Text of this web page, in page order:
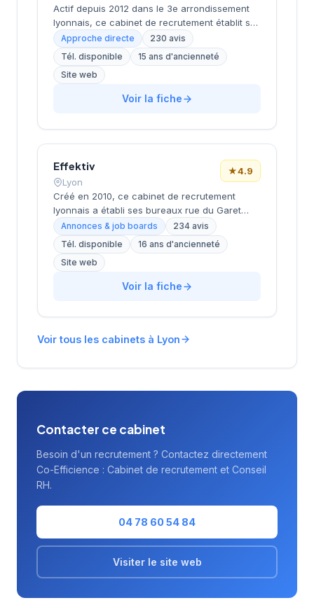
Actif depuis 2012 dans le 3e arrondissement
lyonnais, ce cabinet de recrutement établit ses
bureaux au cœur du quartier d'affaires de la
Part-Dieu. La société accompagne les
entreprises dans leurs recrutements en
s'appuyant sur une connaissance approfondie
du marché local. Ses consultants interviennent
sur des postes variés, du middle management
économique de Lyon lui confère une position
privilégiée pour servir sa clientèle régionale.
Approche directe
230 avis
Tél. disponible
15 ans d'ancienneté
Site web
Voir la fiche
Effektiv
Lyon
★4.9
Créé en 2010, ce cabinet de recrutement
lyonnais a établi ses bureaux rue du Garet
dans le 1er arrondissement, au cœur du
quartier des Terreaux. Dirigé par FACENTE, il
s'appuie sur plus de 14 années d'expérience
dans l'accompagnement des entreprises et
des candidats. La structure bénéficie d'une
excellente réputation auprès de sa clientèle,
entre Terreaux et Croix-Rousse lui confère
Annonces & job boards
234 avis
Tél. disponible
16 ans d'ancienneté
Site web
Voir la fiche
Voir tous les cabinets à Lyon
Contacter ce cabinet
Besoin d'un recrutement ? Contactez directement
Co-Efficience : Cabinet de recrutement et Conseil
RH.
04 78 60 54 84
Visiter le site web